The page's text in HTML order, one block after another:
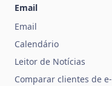
Email
Email
Calendário
Leitor de Notícias
Comparar clientes de e-